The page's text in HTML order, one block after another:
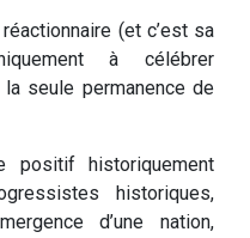
(et c’est sa
à célébrer
la seule permanence de
positif historiquement
historiques,
d’une nation,